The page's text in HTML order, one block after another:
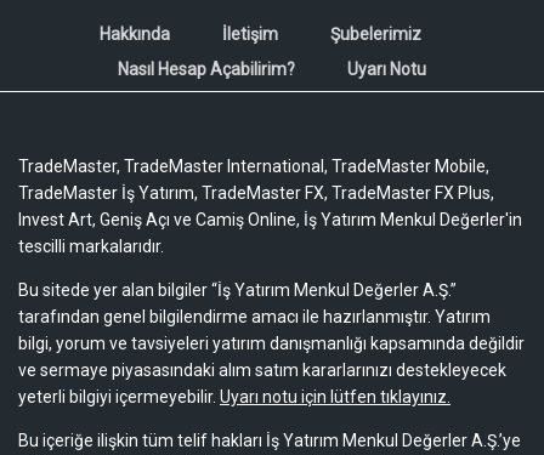
Hakkında İletişim
Şubelerimiz
Nasıl Hesap Açabilirim?
Uyarı Notu
TradeMaster, TradeMaster International, TradeMaster Mobile,
TradeMaster İş Yatırım, TradeMaster FX, TradeMaster FX Plus,
Invest Art, Geniş Açı ve Camiş Online, İş Yatırım Menkul Değerler'in
tescilli markalarıdır.
Bu sitede yer alan bilgiler “İş Yatırım Menkul Değerler A.Ş.”
tarafından genel bilgilendirme amacı ile hazırlanmıştır. Yatırım
bilgi, yorum ve tavsiyeleri yatırım danışmanlığı kapsamında değildir
ve sermaye piyasasındaki alım satım kararlarınızı destekleyecek
yeterli bilgiyi içermeyebilir. Uyarı notu için lütfen tıklayınız.
Bu içeriğe ilişkin tüm telif hakları İş Yatırım Menkul Değerler A.Ş.’ye